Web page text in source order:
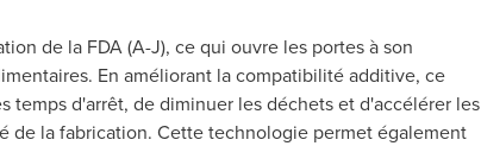
de la FDA (A-J), ce qui ouvre les portes à son
En améliorant la compatibilité additive, ce
temps d'arrêt, de diminuer les déchets et d'accélérer les
de la fabrication. Cette technologie permet également